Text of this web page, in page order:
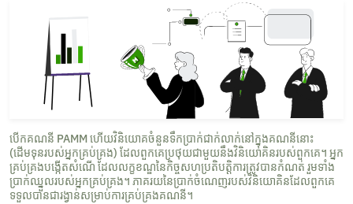
បើកគណនី PAMM ហើយវិនិយោគចំនួនទឹកប្រាក់ជាក់លាក់នៅក្នុងគណនីនោះ
(ដើមទុនរបស់អ្នកគ្រប់គ្រង) ដែលពួកគេប្រថុយជាមួយនឹងវិនិយោគិនរបស់ពួកគេ។ អ្នក
គ្រប់គ្រងបង្កើតសំណើ ដែលលក្ខខណ្ឌនៃកិច្ចសហប្រតិបត្តិការត្រូវបានកំណត់ រួមទាំង
ប្រាក់ឈ្នួលរបស់អ្នកគ្រប់គ្រង។ ភាគរយនៃប្រាក់ចំណេញរបស់វិនិយោគិនដែលពួកគេ
ទទួលបានជារង្វាន់សម្រាប់ការគ្រប់គ្រងគណនី។